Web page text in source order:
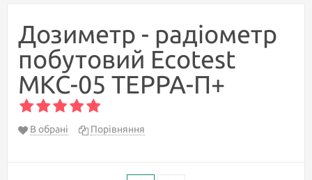
Дозиметр - радіометр
побутовий Ecotest
МКС-05 TEPPA-П+
В обрані Порівняння